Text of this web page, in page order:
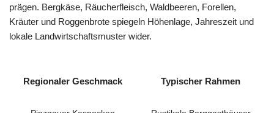
prägen. Bergkäse, Räucherfleisch, Waldbeeren, Forellen,
Kräuter und Roggenbrote spiegeln Höhenlage, Jahreszeit und
lokale Landwirtschaftsmuster wider.
Regionaler Geschmack Typischer Rahmen